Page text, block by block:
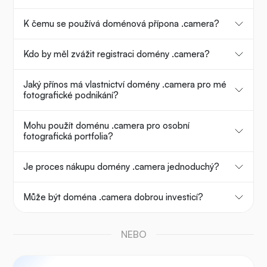
K čemu se používá doménová přípona .camera?
Kdo by měl zvážit registraci domény .camera?
Jaký přínos má vlastnictví domény .camera pro mé
fotografické podnikání?
Mohu použít doménu .camera pro osobní
fotografická portfolia?
Je proces nákupu domény .camera jednoduchý?
Může být doména .camera dobrou investicí?
NEBO